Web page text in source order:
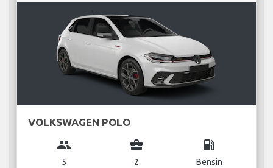
VOLKSWAGEN POLO
group
5
business_center
2
local_gas_station
Bensin